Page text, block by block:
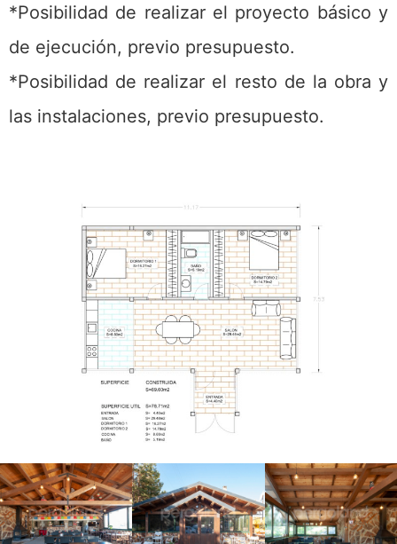
*Posibilidad de realizar el proyecto básico y
de ejecución, previo presupuesto.
*Posibilidad de realizar el resto de la obra y
las instalaciones, previo presupuesto.